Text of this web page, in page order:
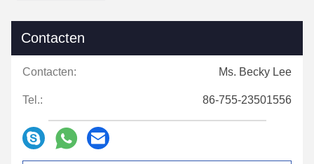
cooperation has been very smooth, and we will
continue to place orders with you.
Contacten
Contacten: Ms. Becky Lee
Tel.: 86-755-23501556